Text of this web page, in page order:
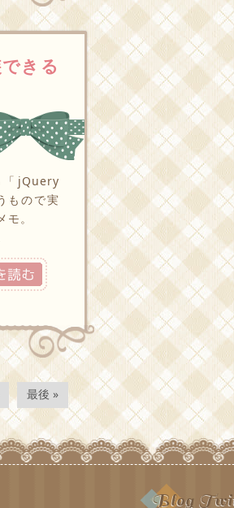
きる
jQuery
もので実
。
つづきを読む
最後 »
Blog